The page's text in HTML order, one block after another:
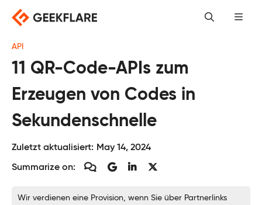
Skip
content
API
11 QR-Code-APIs zum
Erzeugen von Codes in
Sekundenschnelle
Zuletzt aktualisiert: May 14, 2024
Summarize on:
Wir verdienen eine Provision, wenn Sie über Partnerlinks